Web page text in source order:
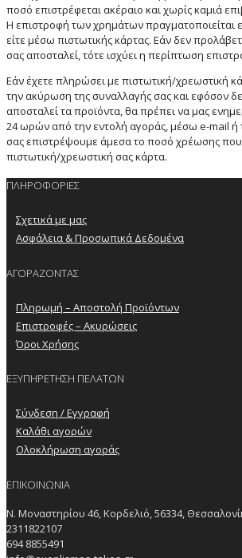
ποσό επιστρέφεται ακέραιο και χωρίς καμιά
Η επιστροφή των χρημάτων πραγματοποιείται
είτε μέσω πιστωτικής κάρτας. Εάν δεν
σας αποσταλεί, τότε ισχύει η περίπτωση
Εάν έχετε πληρώσει με πιστωτική/χρεωστική
την ακύρωση της συναλλαγής σας και εφόσον
αποσταλεί τα προϊόντα, θα πρέπει να μας
24 ωρών από την εντολή αγοράς, μέσω e-mail ή
σας επιστρέψουμε άμεσα το ποσό χρέωσης που
πιστωτική/χρεωστική σας κάρτα.
ΠΛΗΡΟΦΟΡΙΕΣ
Σχετικά με μας
Ασφάλεια & Προσωπικά Δεδομένα
ΑΓΟΡΑΖΟΝΤΑΣ
Πληρωμή – Αποστολή Προϊόντων
Επιστροφές – Ακυρώσεις
Όροι Χρήσης
ΕΞΥΠΗΡΕΤΗΣΗ ΠΕΛΑΤΩΝ
Σύνδεση / Εγγραφή
Καλάθι αγορών
Ολοκλήρωση αγοράς
ΕΠΙΚΟΙΝΩΝΙΑ
Ν. Μοναστηρίου 46, Κορδελιό, 56334,
2311822107
694 8855491